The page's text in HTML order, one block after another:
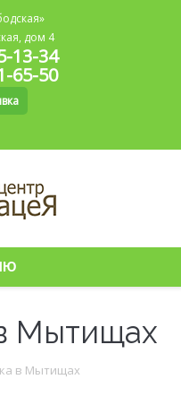
дом 4
13-34
65-50
Мытищах
в Мытищах